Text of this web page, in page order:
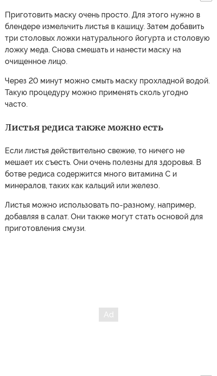
Приготовить маску очень просто. Для этого нужно в
блендере измельчить листья в кашицу. Затем добавить
три столовых ложки натурального йогурта и столовую
ложку меда. Снова смешать и нанести маску на
очищенное лицо.
Через 20 минут можно смыть маску прохладной водой.
Такую процедуру можно применять сколь угодно
часто.
Листья редиса также можно есть
Если листья действительно свежие, то ничего не
мешает их съесть. Они очень полезны для здоровья. В
ботве редиса содержится много витамина С и
минералов, таких как кальций или железо.
Листья можно использовать по-разному, например,
добавляя в салат. Они также могут стать основой для
приготовления смузи.